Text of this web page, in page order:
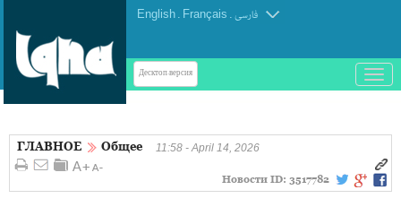
English . Français . فارسی
Десктоп-версия
باز
و
کردن
ГЛАВНОЕ Общее 11:58 - April 14, 2026
Новости ID: 3517782